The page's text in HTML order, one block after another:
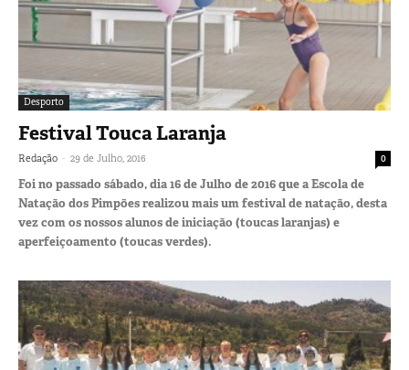
Desporto
Festival Touca Laranja
Redação - 29 de Julho, 2016 0
Foi no passado sábado, dia 16 de Julho de 2016 que a Escola de
Natação dos Pimpões realizou mais um festival de natação, desta
vez com os nossos alunos de iniciação (toucas laranjas) e
aperfeiçoamento (toucas verdes).